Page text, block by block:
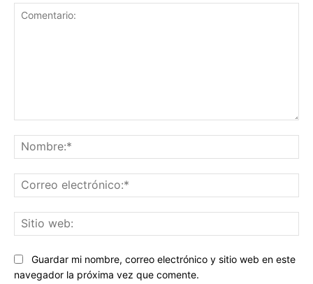
Guardar mi nombre, correo electrónico y sitio web en este
navegador la próxima vez que comente.